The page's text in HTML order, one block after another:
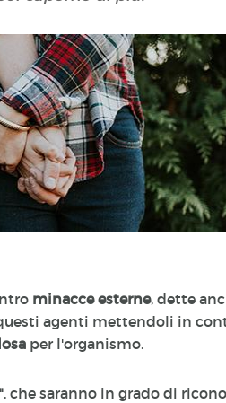
minacce esterne, dette
agenti mettendoli in
per l'organismo.
, che saranno in grado di